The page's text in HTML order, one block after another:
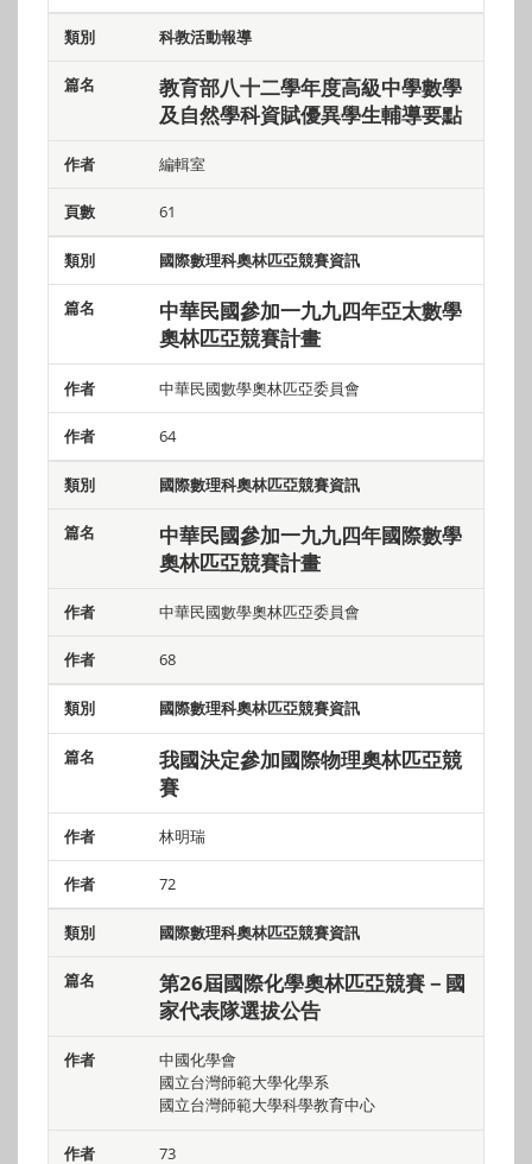
科教活動報導
教育部八十二學年度高級中學數學
及自然學科資賦優異學生輔導要點
編輯室
61
國際數理科奧林匹亞競賽資訊
中華民國參加一九九四年亞太數學
奧林匹亞競賽計畫
中華民國數學奧林匹亞委員會
64
國際數理科奧林匹亞競賽資訊
中華民國參加一九九四年國際數學
奧林匹亞競賽計畫
中華民國數學奧林匹亞委員會
68
國際數理科奧林匹亞競賽資訊
我國決定參加國際物理奧林匹亞競
賽
林明瑞
72
國際數理科奧林匹亞競賽資訊
第26屆國際化學奧林匹亞競賽－國
家代表隊選拔公告
中國化學會
國立台灣師範大學化學系
國立台灣師範大學科學教育中心
73